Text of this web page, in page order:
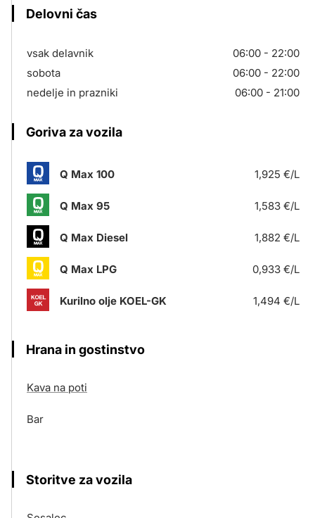
Delovni čas
vsak delavnik
06:00 - 22:00
sobota
06:00 - 22:00
nedelje in prazniki
06:00 - 21:00
Goriva za vozila
Q Max 100 1,925 €/L
Q Max 95 1,583 €/L
Q Max Diesel 1,882 €/L
Q Max LPG 0,933 €/L
Kurilno olje KOEL-GK 1,494 €/L
Hrana in gostinstvo
Kava na poti
Bar
Storitve za vozila